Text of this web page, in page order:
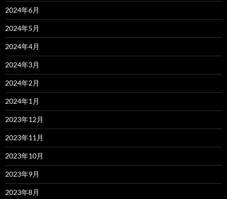
2024年6月
2024年5月
2024年4月
2024年3月
2024年2月
2024年1月
2023年12月
2023年11月
2023年10月
2023年9月
2023年8月